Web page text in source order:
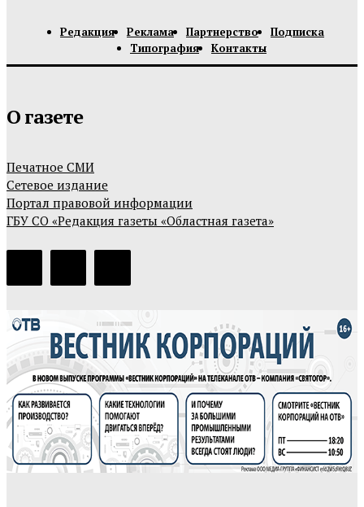
Редакция Реклама Партнерство
Подписка
Типография
Контакты
О газете
Печатное СМИ
Сетевое издание
Портал правовой информации
ГБУ СО «Редакция газеты «Областная газета»